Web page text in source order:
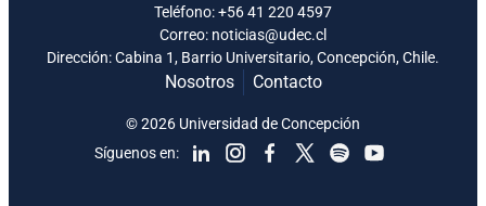
Teléfono:+56 41 220 4597
Correo: noticias@udec.cl
Dirección: Cabina 1, Barrio Universitario, Concepción, Chile.
Nosotros Contacto
Síguenos en:
© 2026 Universidad de Concepción